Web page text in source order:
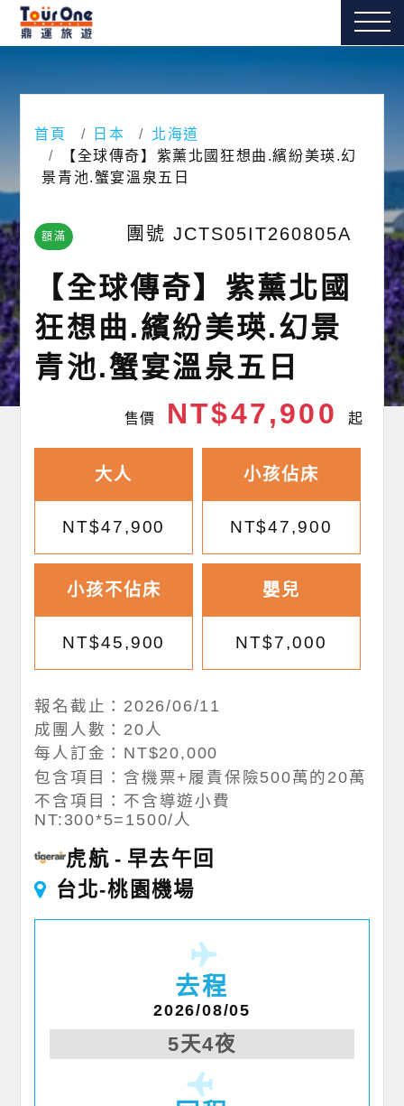
首頁 日本
北海道
【全球傳奇】紫薰北國狂想曲.繽紛美瑛.幻
景青池.蟹宴溫泉五日
額滿 團號 JCTS05IT260805A
【全球傳奇】紫薰北國
狂想曲.繽紛美瑛.幻景
青池.蟹宴溫泉五日
售價 NT$47,900 起
大人
NT$47,900
小孩佔床
NT$47,900
小孩不佔床
NT$45,900
嬰兒
NT$7,000
報名截止：2026/06/11
成團人數：20人
每人訂金：NT$20,000
包含項目：含機票+履責保險500萬的20萬
不含項目：不含導遊小費
NT:300*5=1500/人
虎航
早去午回
台北-桃園機場
去程
2026/08/05
5天4夜